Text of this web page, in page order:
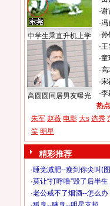
中学生乘直升机上学
高圆圆同居男友曝光
·谢
·冯
·孙
·王
·童
·高
·宋
·李
热
朱军 赵薇 电影 大s 选秀
笑 明星
精彩推荐
·睡觉减肥--瘦到你尖叫(
·莫让“打呼噜”毁了后半生
·老公戒不了烟酒--怎么办